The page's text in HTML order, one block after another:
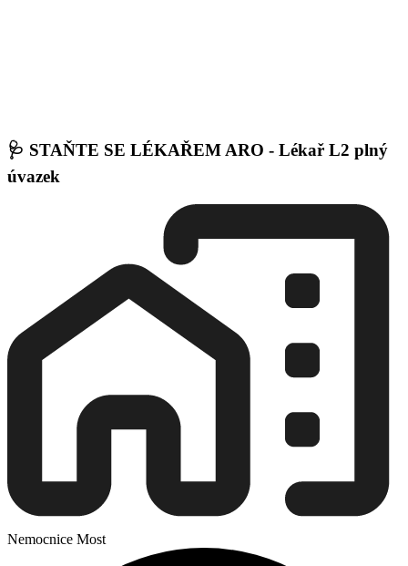
🩺 STAŇTE SE LÉKAŘEM ARO - Lékař L2 plný
úvazek
Nemocnice Most